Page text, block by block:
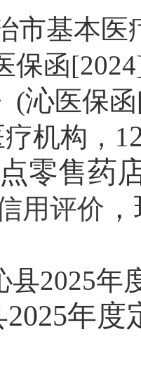
市基本医
保函
(沁医保函
机构， 1
零售药
用评价
县2025年
2025年